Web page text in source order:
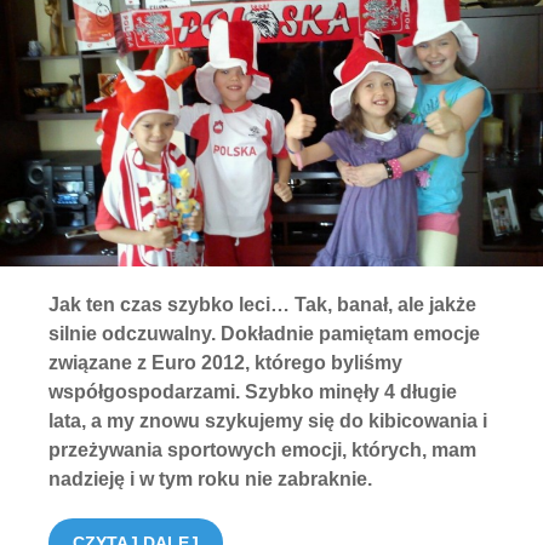
Jak ten czas szybko leci… Tak, banał, ale jakże
silnie odczuwalny. Dokładnie pamiętam emocje
związane z Euro 2012, którego byliśmy
współgospodarzami. Szybko minęły 4 długie
lata, a my znowu szykujemy się do kibicowania i
przeżywania sportowych emocji, których, mam
nadzieję i w tym roku nie zabraknie.